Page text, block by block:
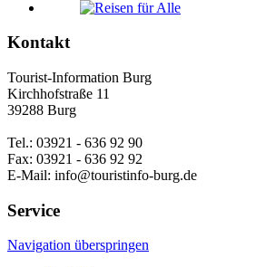
Kontakt
Tourist-Information Burg
Kirchhofstraße 11
39288 Burg
Tel.: 03921 - 636 92 90
Fax: 03921 - 636 92 92
E-Mail: info@touristinfo-burg.de
Service
Navigation überspringen